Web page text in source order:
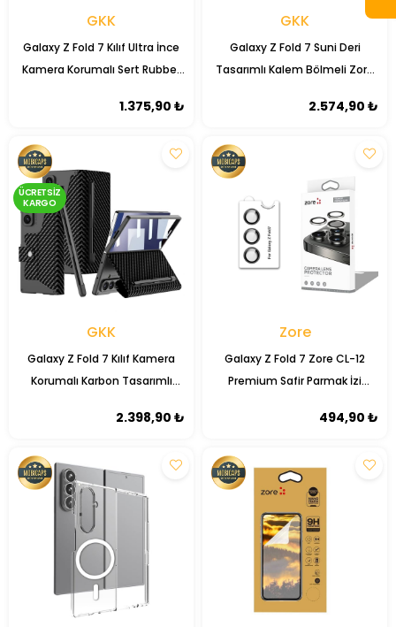
GKK
Galaxy Z Fold 7 Kılıf Ultra İnce
Kamera Korumalı Sert Rubber
1.375,90 ₺
GKK
Galaxy Z Fold 7 Suni Deri
Tasarımlı Kalem Bölmeli Zore
2.574,90 ₺
GKK
Galaxy Z Fold 7 Kılıf Kamera
Korumalı Karbon Tasarımlı
Kapak
ÜCRETSIZ
KARGO
2.398,90 ₺
Zore
Galaxy Z Fold 7 Zore CL-12
Premium Safir Parmak İzi
Kamera Lens Koruyucu
494,90 ₺